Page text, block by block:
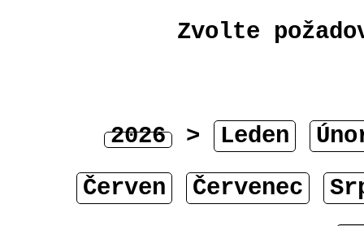
Zvolte
2026 > Leden
Červen
Červenec